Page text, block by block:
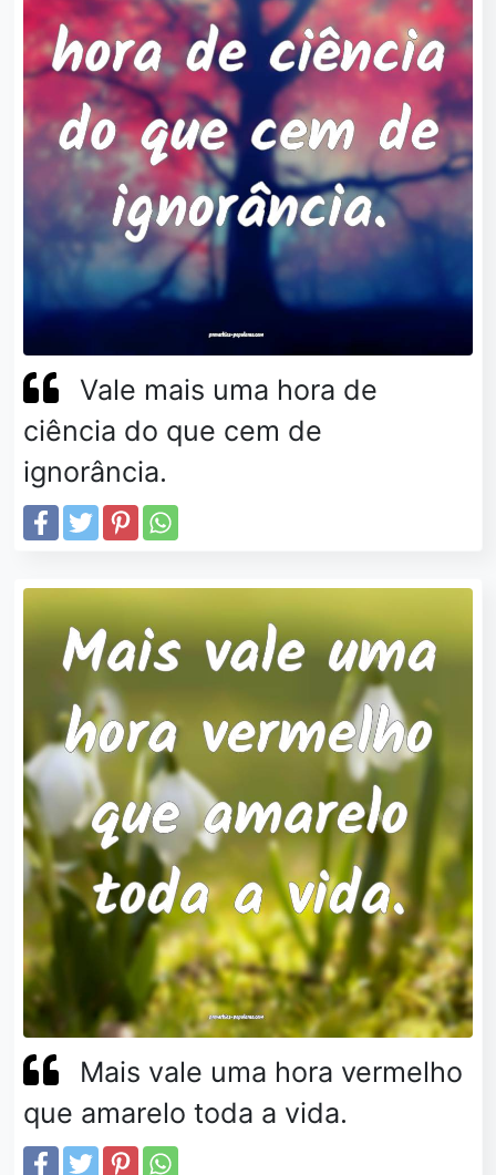
Vale mais uma hora de
ciência do que cem de
ignorância.
Mais vale uma hora vermelho
que amarelo toda a vida.